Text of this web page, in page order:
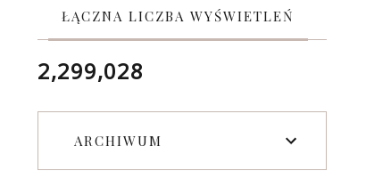
ŁĄCZNA LICZBA WYŚWIETLEŃ
2,299,028
ARCHIWUM